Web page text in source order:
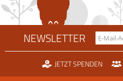
NEWSLETTER
JETZT SPENDEN